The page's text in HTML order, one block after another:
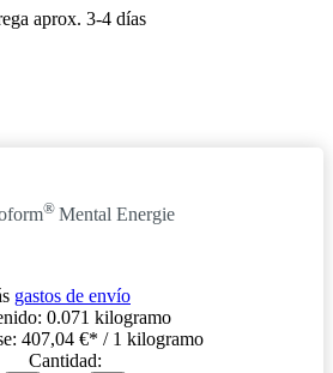
aprox. 3-4 días
® Mental Energie
gastos de envío
0.071 kilogramo
407,04 €* / 1 kilogramo
Cantidad: